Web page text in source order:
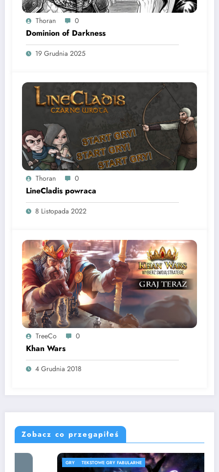
Thoran 0
Dominion of Darkness
19 Grudnia 2025
Thoran 0
LineCladis powraca
8 Listopada 2022
TreeCo 0
Khan Wars
4 Grudnia 2018
Zobacz co przegapiłeś
TEKSTOWE GRY FABULARNE